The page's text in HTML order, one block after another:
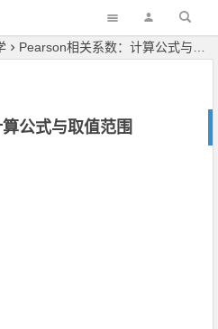
Pearson相关系数：计算公式与取值范围
公式与取值范围